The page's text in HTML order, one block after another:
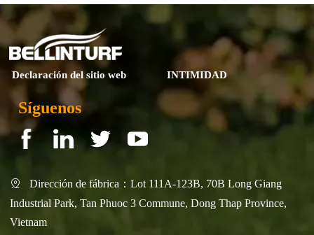
Declaración del sitio web INTIMIDAD
Síguenos

Dirección de fábrica：Lot 111A-123B, 70B Long Giang
Industrial Park, Tan Phuoc 3 Commune, Dong Thap Province,
Vietnam